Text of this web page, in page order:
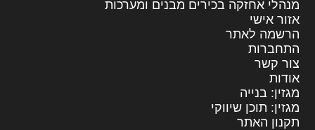
מנהלי אחזקה בכירים מבנים ומערכות
אזור אישי
הרשמה לאתר
התחברות
צור קשר
אודות
מגזין: בנייה
מגזין: תוכן שיווקי
תקנון האתר